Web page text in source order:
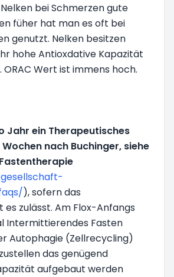
bei Schmerzen gute
füher hat man es oft bei
genutzt. Nelken besitzen
hohe Antioxdative Kapazität
Wert ist immens hoch.
Jahr ein Therapeutisches
nach Buchinger, siehe
), sofern das
zulässt. Am Flox-Anfangs
Intermittierendes Fasten
Autophagie (Zellrecycling)
das genügend
aufgebaut werden